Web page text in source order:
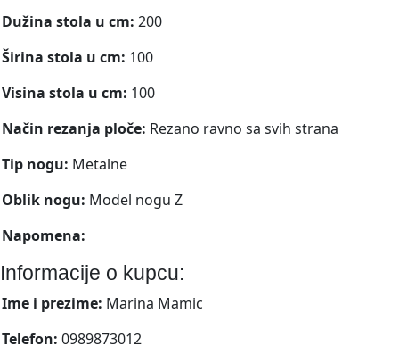
Dužina stola u cm: 200
Širina stola u cm: 100
Visina stola u cm: 100
Način rezanja ploče: Rezano ravno sa svih strana
Tip nogu: Metalne
Oblik nogu: Model nogu Z
Napomena:
Informacije o kupcu:
Ime i prezime: Marina Mamic
Telefon: 0989873012